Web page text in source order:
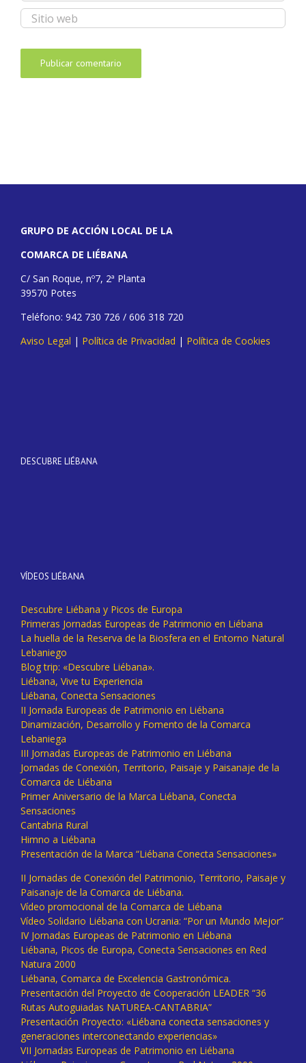
GRUPO DE ACCIÓN LOCAL DE LA
COMARCA DE LIÉBANA
C/ San Roque, nº7, 2ª Planta
39570 Potes
Teléfono: 942 730 726 / 606 318 720
Aviso Legal | Política de Privacidad | Política de Cookies
DESCUBRE LIÉBANA
VÍDEOS LIÉBANA
Descubre Liébana y Picos de Europa
Primeras Jornadas Europeas de Patrimonio en Liébana
La huella de la Reserva de la Biosfera en el Entorno Natural
Lebaniego
Blog trip: «Descubre Liébana».
Liébana, Vive tu Experiencia
Liébana, Conecta Sensaciones
II Jornada Europeas de Patrimonio en Liébana
Dinamización, Desarrollo y Fomento de la Comarca
Lebaniega
III Jornadas Europeas de Patrimonio en Liébana
Jornadas de Conexión, Territorio, Paisaje y Paisanaje de la
Comarca de Liébana
Primer Aniversario de la Marca Liébana, Conecta
Sensaciones
Cantabria Rural
Himno a Liébana
Presentación de la Marca “Liébana Conecta Sensaciones»
II Jornadas de Conexión del Patrimonio, Territorio, Paisaje y
Paisanaje de la Comarca de Liébana.
Vídeo promocional de la Comarca de Liébana
Vídeo Solidario Liébana con Ucrania: “Por un Mundo Mejor”
IV Jornadas Europeas de Patrimonio en Liébana
Liébana, Picos de Europa, Conecta Sensaciones en Red
Natura 2000
Liébana, Comarca de Excelencia Gastronómica.
Presentación del Proyecto de Cooperación LEADER “36
Rutas Autoguiadas NATUREA-CANTABRIA”
Presentación Proyecto: «Liébana conecta sensaciones y
generaciones interconectando experiencias»
VII Jornadas Europeas de Patrimonio en Liébana